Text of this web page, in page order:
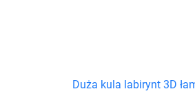
Duża kula labirynt 3D